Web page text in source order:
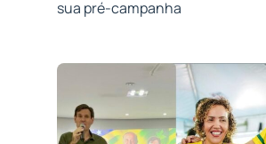
sua pré-campanha